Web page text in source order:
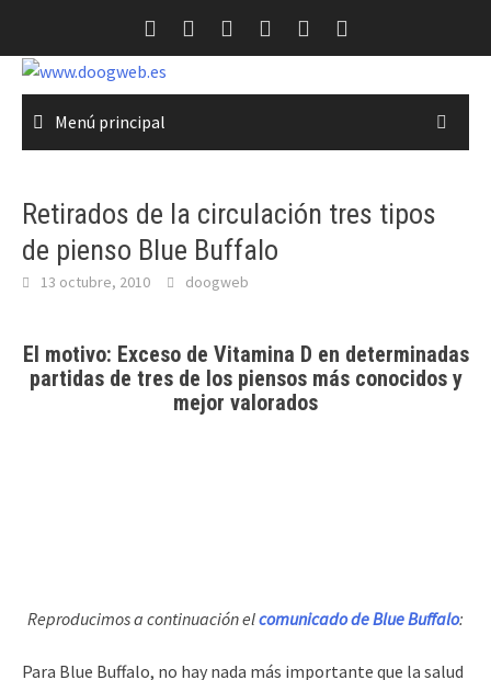
contenido
Menú principal
Retirados de la circulación tres tipos
de pienso Blue Buffalo
13 octubre, 2010 doogweb
El motivo: Exceso de Vitamina D en determinadas
partidas de tres de los piensos más conocidos y
mejor valorados
Reproducimos a continuación elcomunicado de Blue Buffalo:
Para Blue Buffalo, no hay nada más importante que la salud